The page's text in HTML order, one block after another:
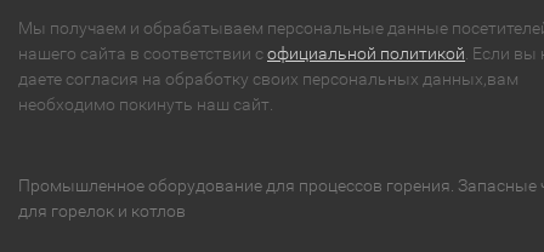
Мы получаем и обрабатываем персональные данные
нашего сайта в соответствии софициальной политикой . Если вы
даете согласия на обработку своих персональных данных,вам
необходимо покинуть наш сайт.
Промышленное оборудование для процессов горения. Запасные
для горелок и котлов